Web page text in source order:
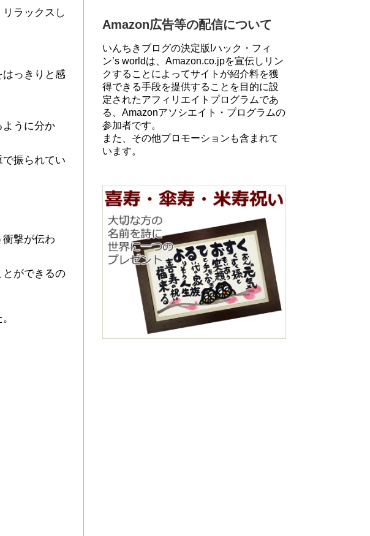
ラックスし
っきりと感
ように分か
振られてい
撃が伝わ
ができるの
Amazon広告等の配信について
いんちきブログの決定版!ハック・フィ
ン’s worldは、Amazon.co.jpを宣伝しリン
クすることによってサイトが紹介料を獲
得できる手段を提供することを目的に設
定されたアフィリエイトプログラムであ
る、Amazonアソシエイト・プログラムの
参加者です。
また、その他プロモーションも含まれて
います。